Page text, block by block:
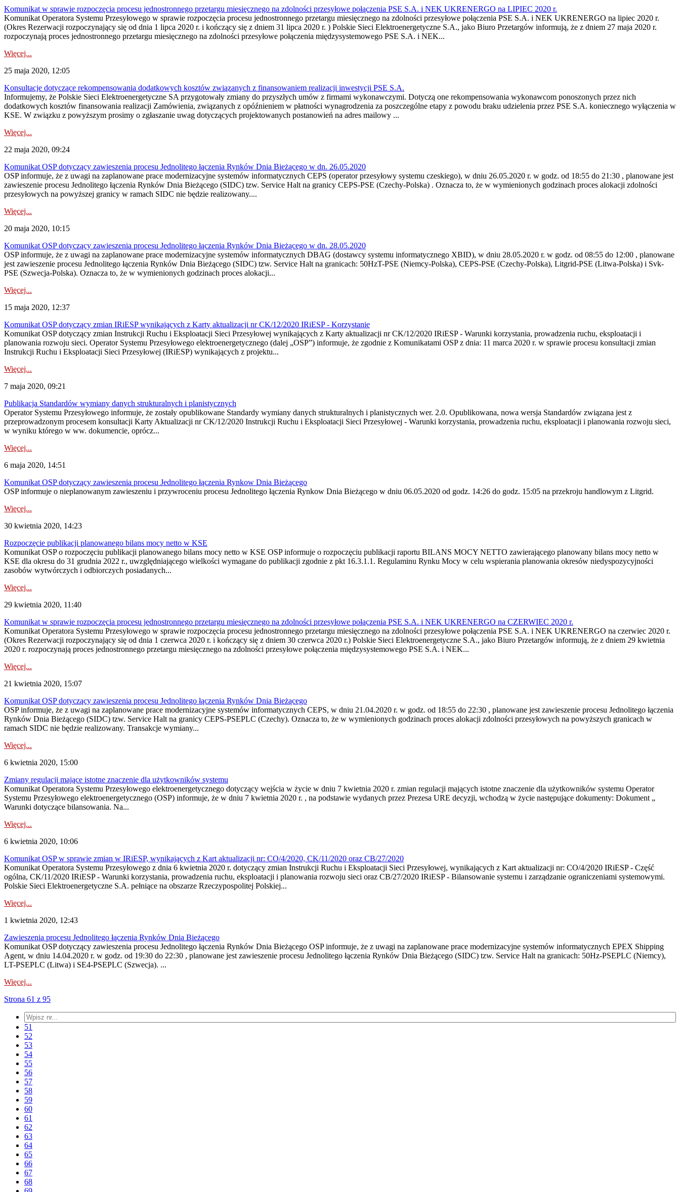
Komunikat w sprawie rozpoczęcia procesu jednostronnego przetargu miesięcznego na zdolności przesyłowe połączenia PSE S.A. i NEK UKRENERGO na LIPIEC 2020 r.
Komunikat Operatora Systemu Przesyłowego w sprawie rozpoczęcia procesu jednostronnego przetargu miesięcznego na zdolności przesyłowe połączenia PSE S.A. i NEK UKRENERGO na lipiec 2020 r.
(Okres Rezerwacji rozpoczynający się od dnia 1 lipca 2020 r. i kończący się z dniem 31 lipca 2020 r. ) Polskie Sieci Elektroenergetyczne S.A., jako Biuro Przetargów informują, że z dniem 27 maja 2020 r.
rozpoczynają proces jednostronnego przetargu miesięcznego na zdolności przesyłowe połączenia międzysystemowego PSE S.A. i NEK...
Więcej...
25 maja 2020, 12:05
Konsultacje dotyczące rekompensowania dodatkowych kosztów związanych z finansowaniem realizacji inwestycji PSE S.A.
Informujemy, że Polskie Sieci Elektroenergetyczne SA przygotowały zmiany do przyszłych umów z firmami wykonawczymi. Dotyczą one rekompensowania wykonawcom ponoszonych przez nich
dodatkowych kosztów finansowania realizacji Zamówienia, związanych z opóźnieniem w płatności wynagrodzenia za poszczególne etapy z powodu braku udzielenia przez PSE S.A. koniecznego wyłączenia w
KSE. W związku z powyższym prosimy o zgłaszanie uwag dotyczących projektowanych postanowień na adres mailowy ...
Więcej...
22 maja 2020, 09:24
Komunikat OSP dotyczący zawieszenia procesu Jednolitego łączenia Rynków Dnia Bieżącego w dn. 26.05.2020
OSP informuje, że z uwagi na zaplanowane prace modernizacyjne systemów informatycznych CEPS (operator przesyłowy systemu czeskiego), w dniu 26.05.2020 r. w godz. od 18:55 do 21:30 , planowane jest
zawieszenie procesu Jednolitego łączenia Rynków Dnia Bieżącego (SIDC) tzw. Service Halt na granicy CEPS-PSE (Czechy-Polska) . Oznacza to, że w wymienionych godzinach proces alokacji zdolności
przesyłowych na powyższej granicy w ramach SIDC nie będzie realizowany....
Więcej...
20 maja 2020, 10:15
Komunikat OSP dotyczący zawieszenia procesu Jednolitego łączenia Rynków Dnia Bieżącego w dn. 28.05.2020
OSP informuje, że z uwagi na zaplanowane prace modernizacyjne systemów informatycznych DBAG (dostawcy systemu informatycznego XBID), w dniu 28.05.2020 r. w godz. od 08:55 do 12:00 , planowane
jest zawieszenie procesu Jednolitego łączenia Rynków Dnia Bieżącego (SIDC) tzw. Service Halt na granicach: 50HzT-PSE (Niemcy-Polska), CEPS-PSE (Czechy-Polska), Litgrid-PSE (Litwa-Polska) i Svk-
PSE (Szwecja-Polska). Oznacza to, że w wymienionych godzinach proces alokacji...
Więcej...
15 maja 2020, 12:37
Komunikat OSP dotyczący zmian IRiESP wynikających z Karty aktualizacji nr CK/12/2020 IRiESP - Korzystanie
Komunikat OSP dotyczący zmian Instrukcji Ruchu i Eksploatacji Sieci Przesyłowej wynikających z Karty aktualizacji nr CK/12/2020 IRiESP - Warunki korzystania, prowadzenia ruchu, eksploatacji i
planowania rozwoju sieci. Operator Systemu Przesyłowego elektroenergetycznego (dalej „OSP”) informuje, że zgodnie z Komunikatami OSP z dnia: 11 marca 2020 r. w sprawie procesu konsultacji zmian
Instrukcji Ruchu i Eksploatacji Sieci Przesyłowej (IRiESP) wynikających z projektu...
Więcej...
7 maja 2020, 09:21
Publikacja Standardów wymiany danych strukturalnych i planistycznych
Operator Systemu Przesyłowego informuje, że zostały opublikowane Standardy wymiany danych strukturalnych i planistycznych wer. 2.0. Opublikowana, nowa wersja Standardów związana jest z
przeprowadzonym procesem konsultacji Karty Aktualizacji nr CK/12/2020 Instrukcji Ruchu i Eksploatacji Sieci Przesyłowej - Warunki korzystania, prowadzenia ruchu, eksploatacji i planowania rozwoju sieci,
w wyniku którego w ww. dokumencie, oprócz...
Więcej...
6 maja 2020, 14:51
Komunikat OSP dotyczący zawieszenia procesu Jednolitego łączenia Rynkow Dnia Bieżącego
OSP informuje o nieplanowanym zawieszeniu i przywroceniu procesu Jednolitego łączenia Rynkow Dnia Bieżącego w dniu 06.05.2020 od godz. 14:26 do godz. 15:05 na przekroju handlowym z Litgrid.
Więcej...
30 kwietnia 2020, 14:23
Rozpoczęcie publikacji planowanego bilans mocy netto w KSE
Komunikat OSP o rozpoczęciu publikacji planowanego bilans mocy netto w KSE OSP informuje o rozpoczęciu publikacji raportu BILANS MOCY NETTO zawierającego planowany bilans mocy netto w
KSE dla okresu do 31 grudnia 2022 r., uwzględniającego wielkości wymagane do publikacji zgodnie z pkt 16.3.1.1. Regulaminu Rynku Mocy w celu wspierania planowania okresów niedyspozycyjności
zasobów wytwórczych i odbiorczych posiadanych...
Więcej...
29 kwietnia 2020, 11:40
Komunikat w sprawie rozpoczęcia procesu jednostronnego przetargu miesięcznego na zdolności przesyłowe połączenia PSE S.A. i NEK UKRENERGO na CZERWIEC 2020 r.
Komunikat Operatora Systemu Przesyłowego w sprawie rozpoczęcia procesu jednostronnego przetargu miesięcznego na zdolności przesyłowe połączenia PSE S.A. i NEK UKRENERGO na czerwiec 2020 r.
(Okres Rezerwacji rozpoczynający się od dnia 1 czerwca 2020 r. i kończący się z dniem 30 czerwca 2020 r.) Polskie Sieci Elektroenergetyczne S.A., jako Biuro Przetargów informują, że z dniem 29 kwietnia
2020 r. rozpoczynają proces jednostronnego przetargu miesięcznego na zdolności przesyłowe połączenia międzysystemowego PSE S.A. i NEK...
Więcej...
21 kwietnia 2020, 15:07
Komunikat OSP dotyczący zawieszenia procesu Jednolitego łączenia Rynków Dnia Bieżącego
OSP informuje, że z uwagi na zaplanowane prace modernizacyjne systemów informatycznych CEPS, w dniu 21.04.2020 r. w godz. od 18:55 do 22:30 , planowane jest zawieszenie procesu Jednolitego łączenia
Rynków Dnia Bieżącego (SIDC) tzw. Service Halt na granicy CEPS-PSEPLC (Czechy). Oznacza to, że w wymienionych godzinach proces alokacji zdolności przesyłowych na powyższych granicach w
ramach SIDC nie będzie realizowany. Transakcje wymiany...
Więcej...
6 kwietnia 2020, 15:00
Zmiany regulacji mające istotne znaczenie dla użytkowników systemu
Komunikat Operatora Systemu Przesyłowego elektroenergetycznego dotyczący wejścia w życie w dniu 7 kwietnia 2020 r. zmian regulacji mających istotne znaczenie dla użytkowników systemu Operator
Systemu Przesyłowego elektroenergetycznego (OSP) informuje, że w dniu 7 kwietnia 2020 r. , na podstawie wydanych przez Prezesa URE decyzji, wchodzą w życie następujące dokumenty: Dokument „
Warunki dotyczące bilansowania. Na...
Więcej...
6 kwietnia 2020, 10:06
Komunikat OSP w sprawie zmian w IRiESP, wynikających z Kart aktualizacji nr: CO/4/2020, CK/11/2020 oraz CB/27/2020
Komunikat Operatora Systemu Przesyłowego z dnia 6 kwietnia 2020 r. dotyczący zmian Instrukcji Ruchu i Eksploatacji Sieci Przesyłowej, wynikających z Kart aktualizacji nr: CO/4/2020 IRiESP - Część
ogólna, CK/11/2020 IRiESP - Warunki korzystania, prowadzenia ruchu, eksploatacji i planowania rozwoju sieci oraz CB/27/2020 IRiESP - Bilansowanie systemu i zarządzanie ograniczeniami systemowymi.
Polskie Sieci Elektroenergetyczne S.A. pełniące na obszarze Rzeczypospolitej Polskiej...
Więcej...
1 kwietnia 2020, 12:43
Zawieszenia procesu Jednolitego łączenia Rynków Dnia Bieżącego
Komunikat OSP dotyczący zawieszenia procesu Jednolitego łączenia Rynków Dnia Bieżącego OSP informuje, że z uwagi na zaplanowane prace modernizacyjne systemów informatycznych EPEX Shipping
Agent, w dniu 14.04.2020 r. w godz. od 19:30 do 22:30 , planowane jest zawieszenie procesu Jednolitego łączenia Rynków Dnia Bieżącego (SIDC) tzw. Service Halt na granicach: 50Hz-PSEPLC (Niemcy),
LT-PSEPLC (Litwa) i SE4-PSEPLC (Szwecja). ...
Więcej...
Strona 61 z 95
51
52
53
54
55
56
57
58
59
60
61
62
63
64
65
66
67
68